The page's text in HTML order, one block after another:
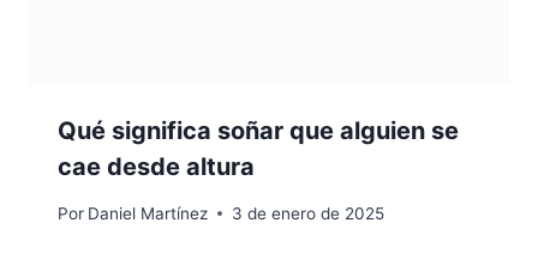
Qué significa soñar que alguien se
cae desde altura
Por Daniel Martínez 3 de enero de 2025